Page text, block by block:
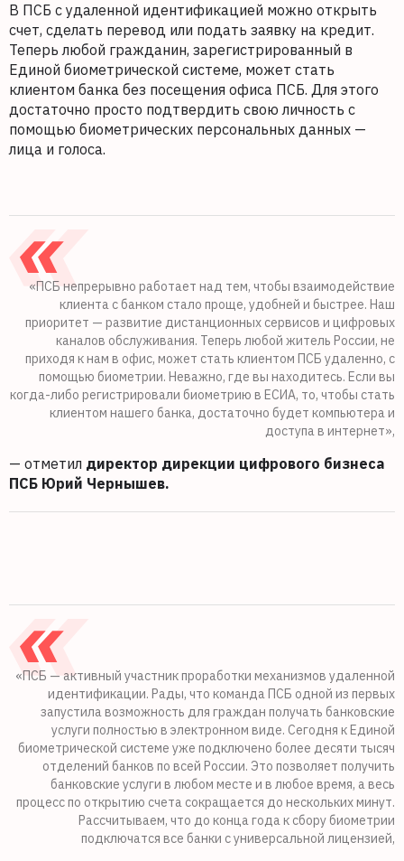
В ПСБ с удаленной идентификацией можно открыть
счет, сделать перевод или подать заявку на кредит.
Теперь любой гражданин, зарегистрированный в
Единой биометрической системе, может стать
клиентом банка без посещения офиса ПСБ. Для этого
достаточно просто подтвердить свою личность с
помощью биометрических персональных данных —
лица и голоса.
«ПСБ непрерывно работает над тем, чтобы взаимодействие
клиента с банком стало проще, удобней и быстрее. Наш
приоритет — развитие дистанционных сервисов и цифровых
каналов обслуживания. Теперь любой житель России, не
приходя к нам в офис, может стать клиентом ПСБ удаленно, с
помощью биометрии. Неважно, где вы находитесь. Если вы
когда-либо регистрировали биометрию в ЕСИА, то, чтобы стать
клиентом нашего банка, достаточно будет компьютера и
доступа в интернет»,
— отметил директор дирекции цифрового бизнеса
ПСБ Юрий Чернышев.
«ПСБ — активный участник проработки механизмов удаленной
идентификации. Рады, что команда ПСБ одной из первых
запустила возможность для граждан получать банковские
услуги полностью в электронном виде. Сегодня к Единой
биометрической системе уже подключено более десяти тысяч
отделений банков по всей России. Это позволяет получить
банковские услуги в любом месте и в любое время, а весь
процесс по открытию счета сокращается до нескольких минут.
Рассчитываем, что до конца года к сбору биометрии
подключатся все банки с универсальной лицензией,